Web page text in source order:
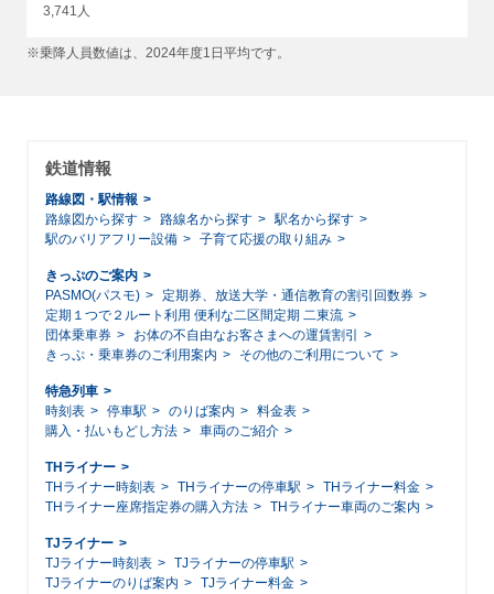
3,741人
※乗降人員数値は、2024年度1日平均です。
鉄道情報
路線図・駅情報
路線図から探す
路線名から探す
駅名から探す
駅のバリアフリー設備
子育て応援の取り組み
きっぷのご案内
PASMO(パスモ)
定期券、放送大学・通信教育の割引回数券
定期１つで２ルート利用 便利な二区間定期 二東流
団体乗車券
お体の不自由なお客さまへの運賃割引
きっぷ・乗車券のご利用案内
その他のご利用について
特急列車
時刻表
停車駅 のりば案内
料金表
購入・払いもどし方法
車両のご紹介
THライナー
THライナー時刻表
THライナーの停車駅
THライナー料金
THライナー座席指定券の購入方法
THライナー車両のご案内
TJライナー
TJライナー時刻表
TJライナーの停車駅
TJライナーのりば案内
TJライナー料金